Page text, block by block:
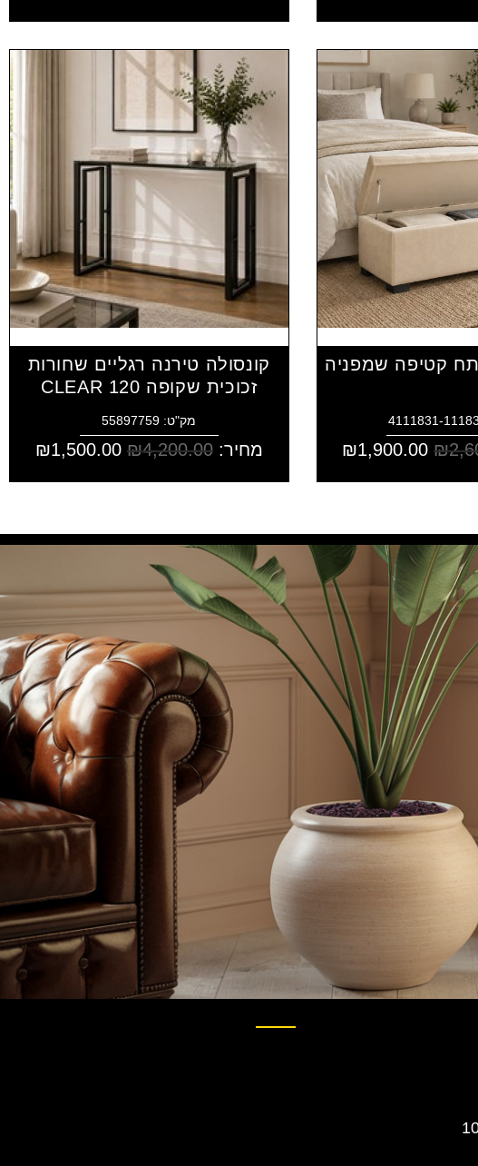
קטיפה שמפניה
₪
₪1,900.00
קונסולה טירנה רגליים שחורות
זכוכית שקופה CLEAR 120
מק"ט: 55897759
מחיר: ₪4,200.00
₪1,500.00